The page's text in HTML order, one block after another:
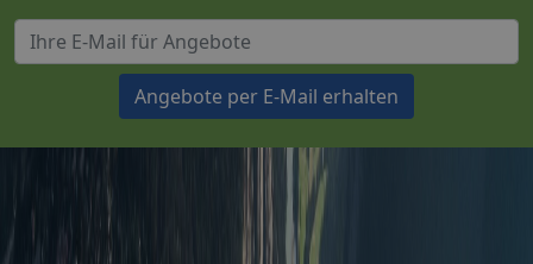
Angebote per E-Mail erhalten